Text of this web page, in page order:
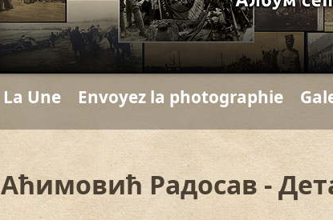
La Une Envoyez la photographie
Аћимовић Радосав -